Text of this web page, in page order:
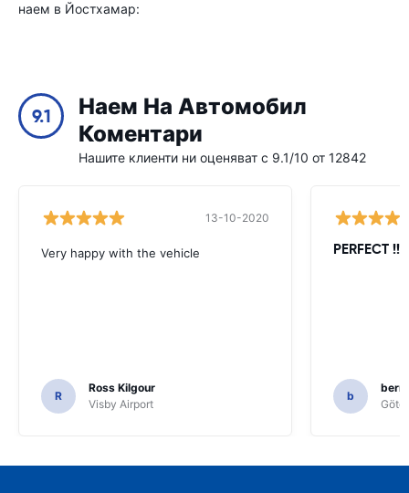
наем в Йостхамар:
9.1
Наем На Автомобил
Коментари
Нашите клиенти ни оценяват с 9.1/10 от 12842
13-10-2020
Very happy with the vehicle
R
Ross Kilgour
Visby Airport
PERFECT
b